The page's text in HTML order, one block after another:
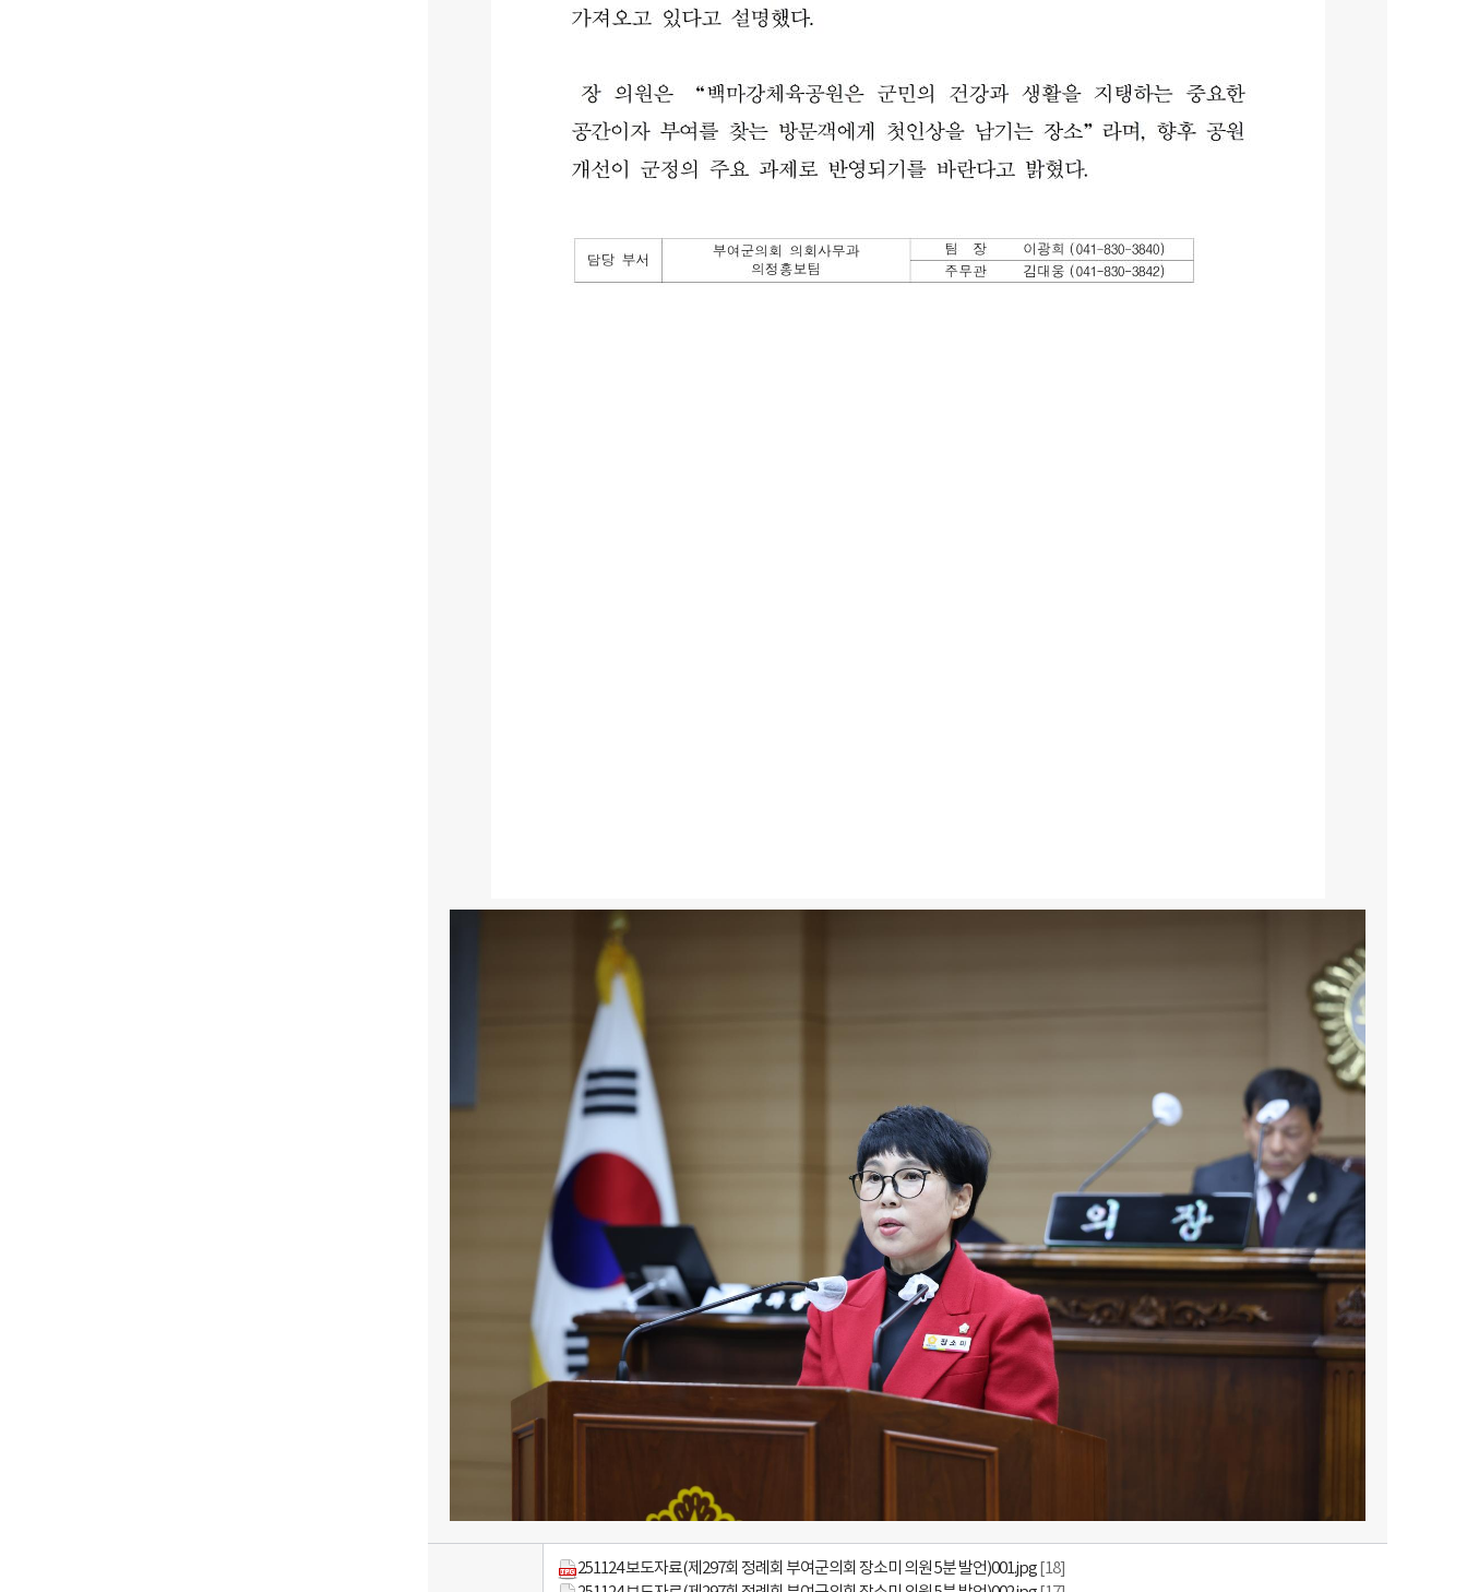
251124 보도자료(제297회 정례회 부여군의회 장소미 의원 5분 발언)001.jpg [18]